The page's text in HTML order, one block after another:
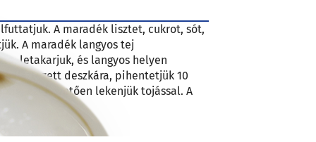
A maradék lisztet, cukrot, sót,
A maradék langyos tej
letakarjuk, és langyos helyen
lisztezett deszkára, pihentetjük 10
ezt követően lekenjük tojással. A